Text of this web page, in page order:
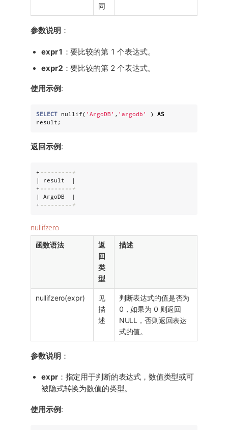
同
参数说明 ：
expr1 ：要比较的第 1 个表达式。
expr2 ：要比较的第 2 个表达式。
使用示例 :
SELECT nullif( 'ArgoDB ' , 'argodb ' ) AS
result;
返回示例 :
+ ---------+
| result  |
+ ---------+
| ArgoDB  |
+ ---------+
nullifzero
函数语法
返
回
类
型
描述
nullifzero(expr)
见
描
述
判断表达式的值是否为
0，如果为 0 则返回
NULL，否则返回表达
式的值。
参数说明 ：
expr：指定用于判断的表达式，数值类型或可
被隐式转换为数值的类型。
使用示例 :